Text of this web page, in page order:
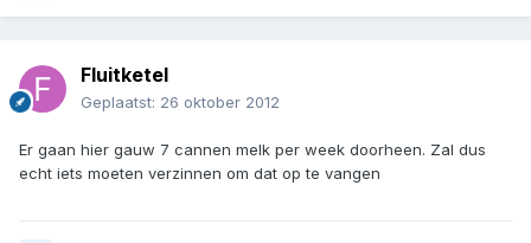
Fluitketel
Geplaatst: 26 oktober 2012
Er gaan hier gauw 7 cannen melk per week doorheen. Zal dus
echt iets moeten verzinnen om dat op te vangen